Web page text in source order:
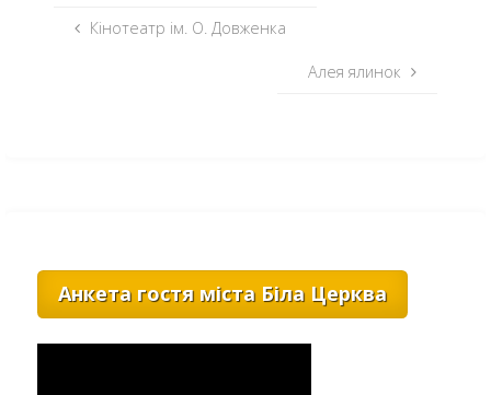
Кінотеатр ім. О. Довженка
Алея ялинок
Анкета гостя міста Біла Церква